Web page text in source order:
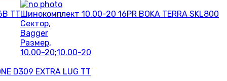
TTШинокомплект 10.00-20 16PR BOKA TERRA SKL800
Сектор,
Bagger
Размер,
10.00-20;10.00-20
D309 EXTRA LUG TT